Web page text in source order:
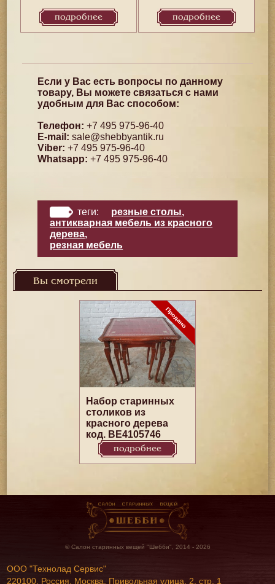
подробнее подробнее
Если у Вас есть вопросы по данному
товару, Вы можете связаться с нами
удобным для Вас способом:
Телефон: +7 495 975-96-40
E-mail: sale@shebbyantik.ru
Viber: +7 495 975-96-40
Whatsapp: +7 495 975-96-40
теги: резные столы,
антикварная мебель из красного
дерева,
резная мебель
Вы смотрели
Набор старинных
столиков из
красного дерева
код. BE4105746
подробнее
© Салон старинных вещей "Шебби", 2014 - 2026
ООО "Технолад Сервис"
220100, Россия, Москва, Привольная улица, 2, стр. 1